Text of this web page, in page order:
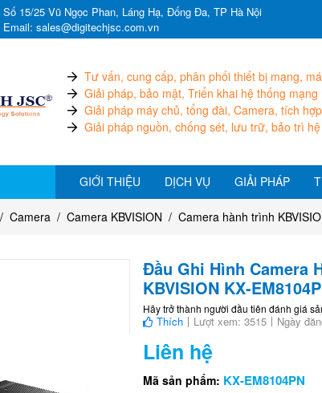
Số 15/25 Vũ Ngọc Phan, Láng Hạ, Đống Đa, TP Hà Nội
Email: sales@digitechjsc.com.vn
Tư vấn, cung cấp, phân phối thiết bị mạng,
Giải pháp, bảo mật, Triển khai hệ thống mạng
Giải pháp máy chủ, tổng đài, Camera, tích
Giải pháp nguồn, chống sét, lưu trữ, bảo trì
GIỚI THIỆU DỊCH VỤ GIẢI PHÁP
Camera Camera KBVISION Camera hành trình
Đầu Ghi Hình Camera
KBVISION KX-
Hãy trở thành người đầu tiên đánh giá
Thích Lượt xem: 3515 Ngày
Liên hệ
Mã sản phẩm: KX-EM8104PN